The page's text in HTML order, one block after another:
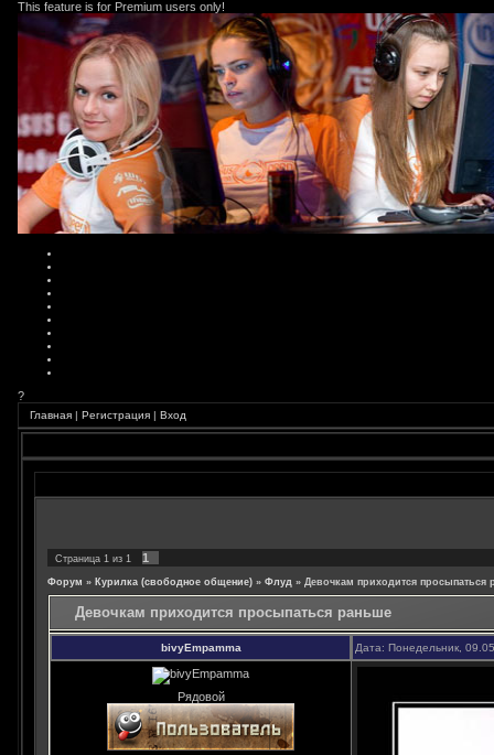
This feature is for Premium users only!
?
Главная | Регистрация | Вход
Страница 1 из 1 1
Форум » Курилка (свободное общение) » Флуд » Девочкам приходится просыпаться
Девочкам приходится просыпаться раньше
bivyEmpamma Дата: Понедельник,
Рядовой